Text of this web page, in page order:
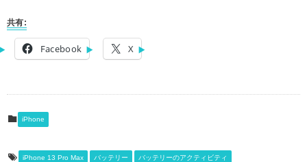
共有:
Facebook X
iPhone
iPhone 13 Pro Max バッテリー バッテリーのアクティビティ